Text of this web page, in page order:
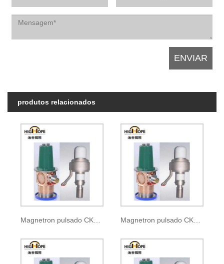
produtos relacionados
Magnetron pulsado CKM-110 Magnetron pulsado CKM-110A